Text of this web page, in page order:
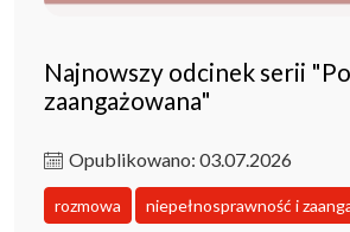
Najnowszy odcinek serii
zaangażowana"
Opublikowano: 03.07.2026
rozmowa niepełnosprawność i